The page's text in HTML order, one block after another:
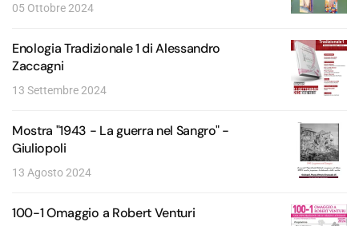
05 Ottobre 2024
Enologia Tradizionale 1 di Alessandro
Zaccagni
13 Settembre 2024
Mostra "1943 - La guerra nel Sangro" -
Giuliopoli
13 Agosto 2024
100-1 Omaggio a Robert Venturi